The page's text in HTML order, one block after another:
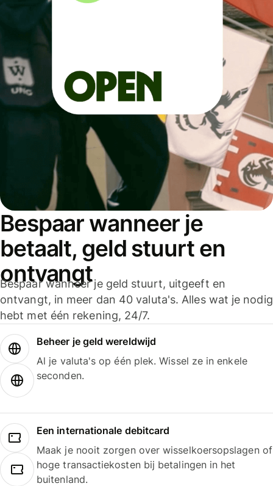
Bespaar wanneer je
betaalt, geld stuurt en
ontvangt
Bespaar wanneer je geld stuurt, uitgeeft en
ontvangt, in meer dan 40 valuta's. Alles wat je nodig
hebt met één rekening, 24/7.
Beheer je geld wereldwijd
Al je valuta's op één plek. Wissel ze in enkele
seconden.
Een internationale debitcard
Maak je nooit zorgen over wisselkoersopslagen of
hoge transactiekosten bij betalingen in het
buitenland.